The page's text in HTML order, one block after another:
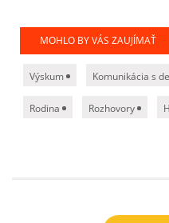
MOHLO BY VÁS ZAUJÍMAŤ
Výskum Komunikácia s
Rodina Rozhovory